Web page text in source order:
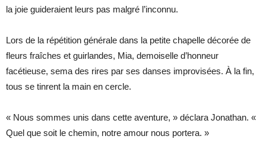
la joie guideraient leurs pas malgré l’inconnu.
Lors de la répétition générale dans la petite chapelle décorée de
fleurs fraîches et guirlandes, Mia, demoiselle d’honneur
facétieuse, sema des rires par ses danses improvisées. À la fin,
tous se tinrent la main en cercle.
« Nous sommes unis dans cette aventure, » déclara Jonathan. «
Quel que soit le chemin, notre amour nous portera. »